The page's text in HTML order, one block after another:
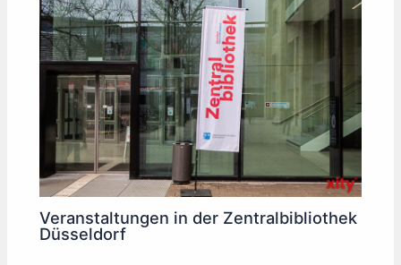
Veranstaltungen in der Zentralbibliothek
Düsseldorf